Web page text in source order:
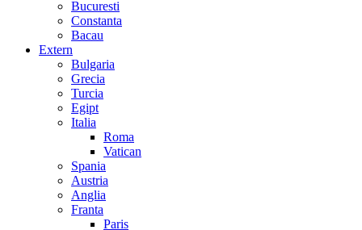
Bucuresti
Constanta
Bacau
Extern
Bulgaria
Grecia
Turcia
Egipt
Italia
Roma
Vatican
Spania
Austria
Anglia
Franta
Paris